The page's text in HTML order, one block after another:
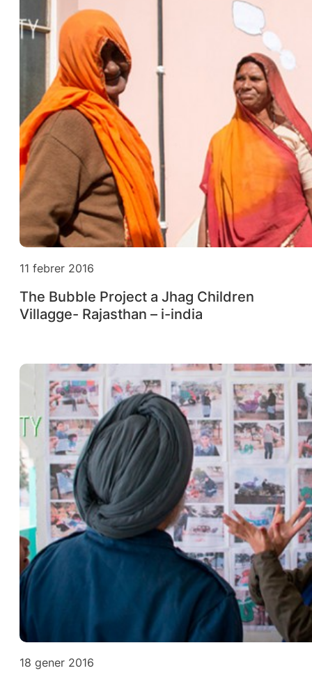
11 febrer 2016
The Bubble Project a Jhag Children
Villagge- Rajasthan – i-india
18 gener 2016